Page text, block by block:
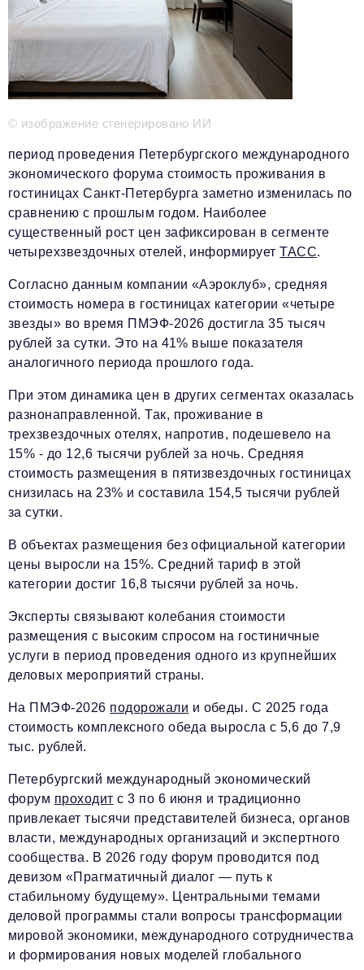
Отдел распространения/редакционная подписка
podpiska@business-magazine.online
Отдел по работе с партнерами
partner@business-magazine.online
© изображение сгенерировано ИИ
период проведения Петербургского международного
экономического форума стоимость проживания в
гостиницах Санкт-Петербурга заметно изменилась по
сравнению с прошлым годом. Наиболее
существенный рост цен зафиксирован в сегменте
четырехзвездочных отелей, информируетТАСС.
Согласно данным компании «Аэроклуб», средняя
стоимость номера в гостиницах категории «четыре
звезды» во время ПМЭФ-2026 достигла 35 тысяч
рублей за сутки. Это на 41% выше показателя
аналогичного периода прошлого года.
При этом динамика цен в других сегментах оказалась
разнонаправленной. Так, проживание в
трехзвездочных отелях, напротив, подешевело на
15% - до 12,6 тысячи рублей за ночь. Средняя
стоимость размещения в пятизвездочных гостиницах
снизилась на 23% и составила 154,5 тысячи рублей
за сутки.
В объектах размещения без официальной категории
цены выросли на 15%. Средний тариф в этой
категории достиг 16,8 тысячи рублей за ночь.
Эксперты связывают колебания стоимости
размещения с высоким спросом на гостиничные
услуги в период проведения одного из крупнейших
деловых мероприятий страны.
На ПМЭФ-2026 подорожали и обеды. С 2025 года
стоимость комплексного обеда выросла с 5,6 до 7,9
тыс. рублей.
Петербургский международный экономический
форум проходит с 3 по 6 июня и традиционно
привлекает тысячи представителей бизнеса, органов
власти, международных организаций и экспертного
сообщества. В 2026 году форум проводится под
девизом «Прагматичный диалог — путь к
стабильному будущему». Центральными темами
деловой программы стали вопросы трансформации
мировой экономики, международного сотрудничества
и формирования новых моделей глобального